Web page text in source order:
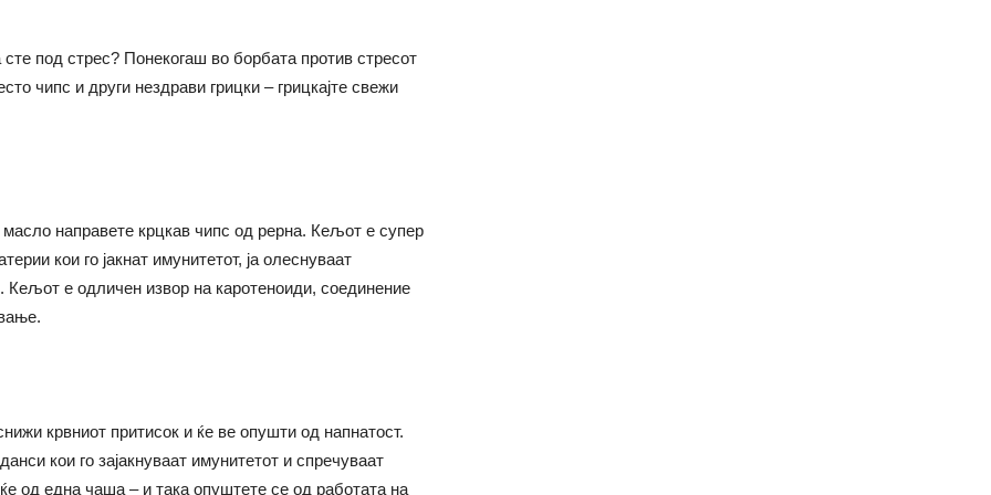
под стрес? Понекогаш во борбата против стресот
чипс и други нездрави грицки – грицкајте свежи
направете крцкав чипс од рерна. Кељот е супер
кои го јакнат имунитетот, ја олеснуваат
Кељот е одличен извор на каротеноиди, соединение
крвниот притисок и ќе ве опушти од напнатост.
кои го зајакнуваат имунитетот и спречуваат
од една чаша – и така опуштете се од работата на